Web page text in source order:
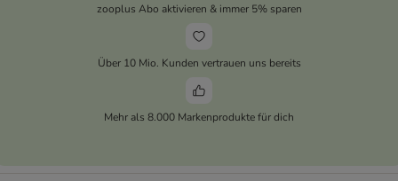
zooplus Abo aktivieren & immer 5% sparen
Über 10 Mio. Kunden vertrauen uns bereits
Mehr als 8.000 Markenprodukte für dich